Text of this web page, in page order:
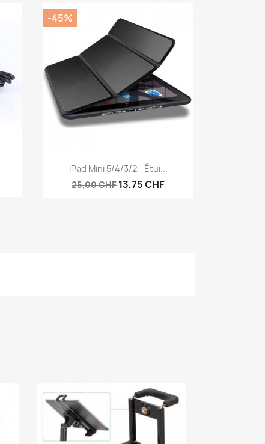
Aperçu rapide
IPad Mini 5/4/3/2 - Étui...
25,00 CHF 13,75 CHF
-45%